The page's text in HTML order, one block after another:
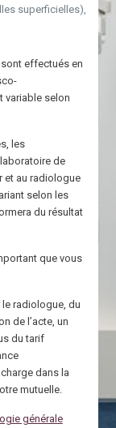
superficielles),
effectués en
variable selon
les
de
et au radiologue
selon les
du résultat
que vous
radiologue, du
de l’acte, un
du tarif
dans la
mutuelle.
générale